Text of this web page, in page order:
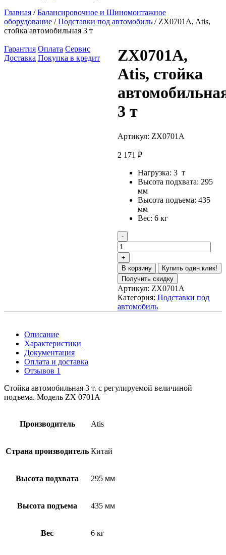
Главная /Балансировочное и Шиномонтажное
оборудование /Подставки под автомобиль / ZX0701A, Atis,
стойка автомобильная 3 т
Гарантия Оплата Сервис
Доставка Покупка в кредит
ZX0701A,
Atis, стойка
3 т
Артикул: ZX0701A
2 171 ₽
Нагрузка: 3 т
Высота подхвата: 295
мм
Высота подъема: 435
мм
Вес: 6 кг
В корзину
Купить один клик!
Получить скидку
Артикул: ZX0701A
Категория: Подставки под
автомобиль
Описание
Характеристики
Документация
Оплата и доставка
Отзывов 1
Стойка автомобильная 3 т. с регулируемой величиной
подъема. Модель ZX 0701A
Производитель Atis
Страна производитель Китай
Высота подхвата 295 мм
Высота подъема 435 мм
Вес 6 кг